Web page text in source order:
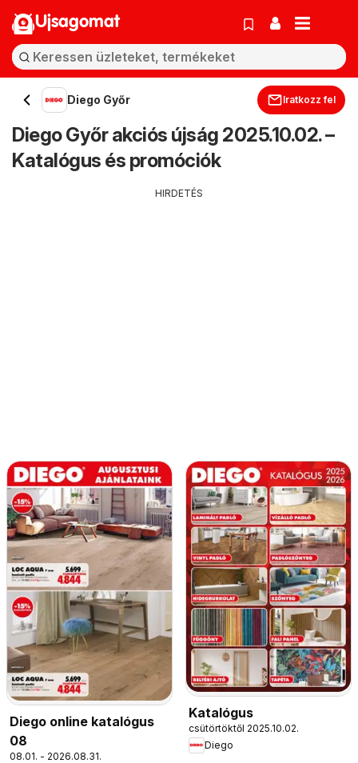
Ujsagomat
Diego Győr Iratkozz fel
Diego Győr akciós újság 2025.10.02. –
Katalógus és promóciók
HIRDETÉS
Diego online katalógus
08
08.01. - 2026.08.31.
Katalógus
csütörtöktől 2025.10.02.
Diego